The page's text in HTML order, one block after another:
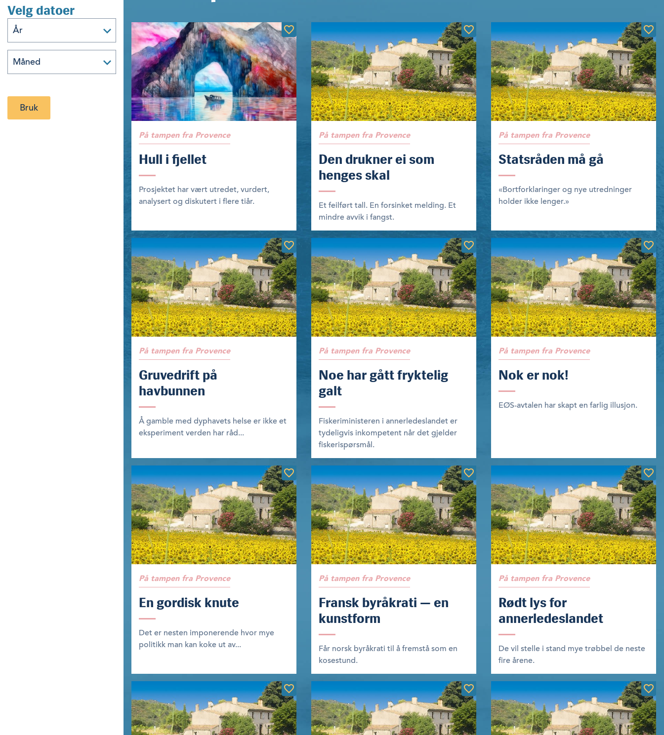
Velg datoer
Bruk
På tampen fra Provence
Hull i fjellet
Prosjektet har vært utredet, vurdert,
analysert og diskutert i flere tiår.
På tampen fra Provence
Den drukner ei som
henges skal
Et feilført tall. En forsinket melding. Et
mindre avvik i fangst.
På tampen fra Provence
Statsråden må gå
«Bortforklaringer og nye utredninger
holder ikke lenger.»
På tampen fra Provence
Gruvedrift på
havbunnen
Å gamble med dyphavets helse er ikke et
eksperiment verden har råd...
På tampen fra Provence
Noe har gått fryktelig
galt
Fiskeriministeren i annerledeslandet er
tydeligvis inkompetent når det gjelder
fiskerispørsmål.
På tampen fra Provence
Nok er nok!
EØS-avtalen har skapt en farlig illusjon.
På tampen fra Provence
En gordisk knute
Det er nesten imponerende hvor mye
politikk man kan koke ut av...
På tampen fra Provence
Fransk byråkrati — en
kunstform
Får norsk byråkrati til å fremstå som en
kosestund.
På tampen fra Provence
Rødt lys for
annerledeslandet
De vil stelle i stand mye trøbbel de neste
fire årene.